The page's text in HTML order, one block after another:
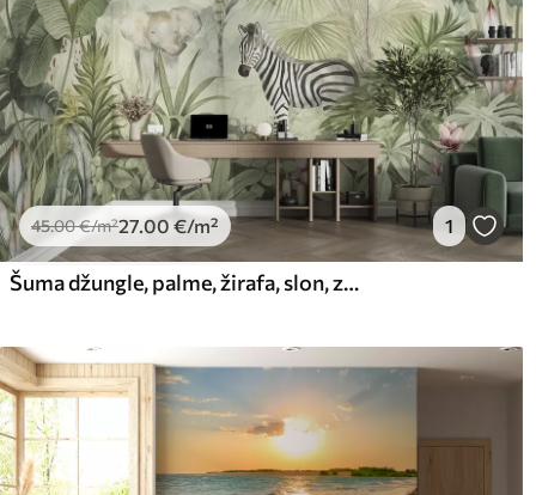
45.00€/m²27.00 €/m² 1
Šuma džungle, palme, žirafa, slon, zebra, akvarel, zelenilo, stablo banane, cvijeće